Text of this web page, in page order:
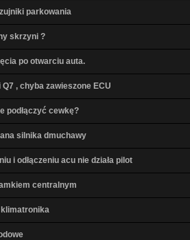
parkowania
skrzyni ?
po otwarciu auta.
, chyba zawieszone ECU
podłączyć cewkę?
silnika dmuchawy
i odłączeniu acu nie działa pilot
centralnym